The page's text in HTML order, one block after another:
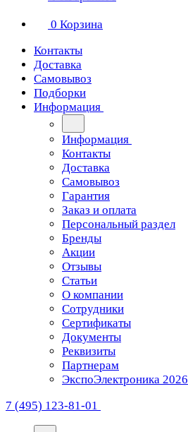
0 Корзина
Контакты
Доставка
Самовывоз
Подборки
Информация
Информация
Контакты
Доставка
Самовывоз
Гарантия
Заказ и оплата
Персональный раздел
Бренды
Акции
Отзывы
Статьи
О компании
Сотрудники
Сертификаты
Документы
Реквизиты
Партнерам
ЭкспоЭлектроника 2026
7 (495) 123-81-01